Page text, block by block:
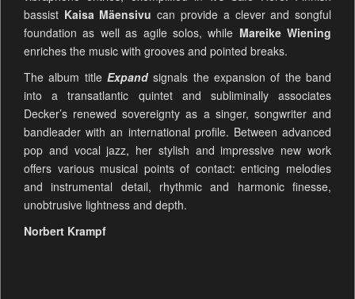
bassist Kaisa Mäensivu can provide a clever and songful
foundation as well as agile solos, while Mareike Wiening
enriches the music with grooves and pointed breaks.
The album title Expand signals the expansion of the band
into a transatlantic quintet and subliminally associates
Decker’s renewed sovereignty as a singer, songwriter and
bandleader with an international profile. Between advanced
pop and vocal jazz, her stylish and impressive new work
offers various musical points of contact: enticing melodies
and instrumental detail, rhythmic and harmonic finesse,
unobtrusive lightness and depth.
Norbert Krampf